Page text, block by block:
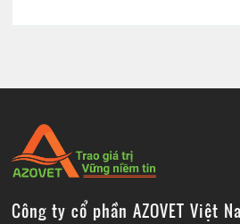
Công ty cổ phần AZOVET Việt